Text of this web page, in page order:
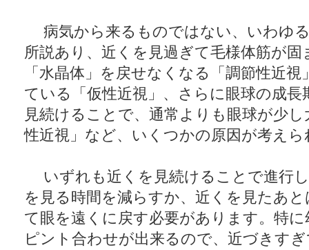
病気から来るものではない、いわゆ
所説あり、近くを見過ぎて毛様体筋が
「水晶体」を戻せなくなる「調節性近
ている「仮性近視」、さらに眼球の成
見続けることで、通常よりも眼球が少
性近視」など、いくつかの原因が考えら
いずれも近くを見続けることで進行
を見る時間を減らすか、近くを見たあ
て眼を遠くに戻す必要があります。特
ピント合わせが出来るので、近づきす